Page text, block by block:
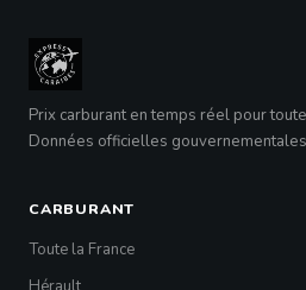
Prix carburant en temps réel pour
Données officielles
CARBURANT
Toute la France